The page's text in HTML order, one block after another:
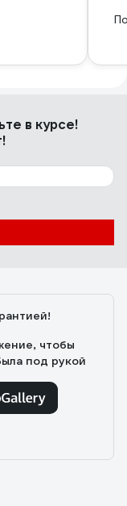
в курсе!
чтобы
под рукой